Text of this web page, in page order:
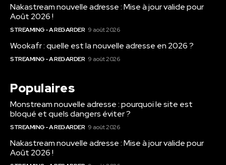
Nakastream nouvelle adresse : Mise à jour valide pour
Août 2026 !
STREAMING - A REGARDER 9 août 2026
Wookafr : quelle est la nouvelle adresse en 2026 ?
STREAMING - A REGARDER 9 août 2026
Populaires
Monstream nouvelle adresse : pourquoi le site est
bloqué et quels dangers éviter ?
STREAMING - A REGARDER 9 août 2026
Nakastream nouvelle adresse : Mise à jour valide pour
Août 2026 !